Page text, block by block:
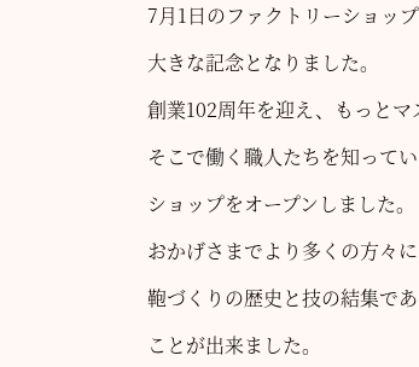
7月1日のファクトリーショッ
大きな記念となりました。
創業102周年を迎え、もっとマ
そこで働く職人たちを知って
ショップをオープンしました。
おかげさまでより多くの方々
鞄づくりの歴史と技の結集で
ことが出来ました。